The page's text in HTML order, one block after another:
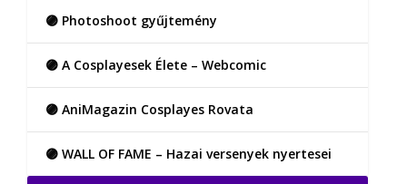
🟣 Photoshoot gyűjtemény
🟣 A Cosplayesek Élete – Webcomic
🟣 AniMagazin Cosplayes Rovata
🟣 WALL OF FAME – Hazai versenyek nyertesei